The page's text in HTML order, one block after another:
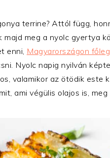
terrine? Attól függ,
meg a nyolc gyertya
enni, Magyarországon
Nyolc napig nyilván
valamikor az ötödik este
ami végülis olajos is, meg